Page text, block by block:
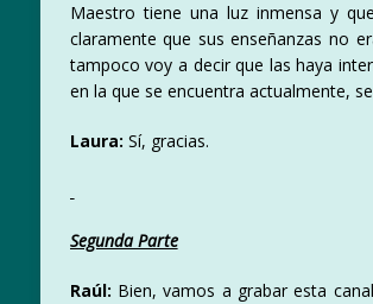
Maestro tiene una luz inmensa y
claramente que sus enseñanzas no
tampoco voy a decir que las haya
en la que se encuentra actualmente,
Laura: Sí, gracias.
Segunda Parte
Raúl: Bien, vamos a grabar esta